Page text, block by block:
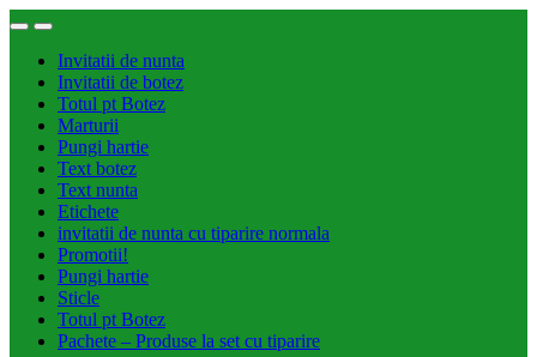
Invitatii de nunta
Invitatii de botez
Totul pt Botez
Marturii
Pungi hartie
Text botez
Text nunta
Etichete
invitatii de nunta cu tiparire normala
Promotii!
Pungi hartie
Sticle
Totul pt Botez
Pachete – Produse la set cu tiparire